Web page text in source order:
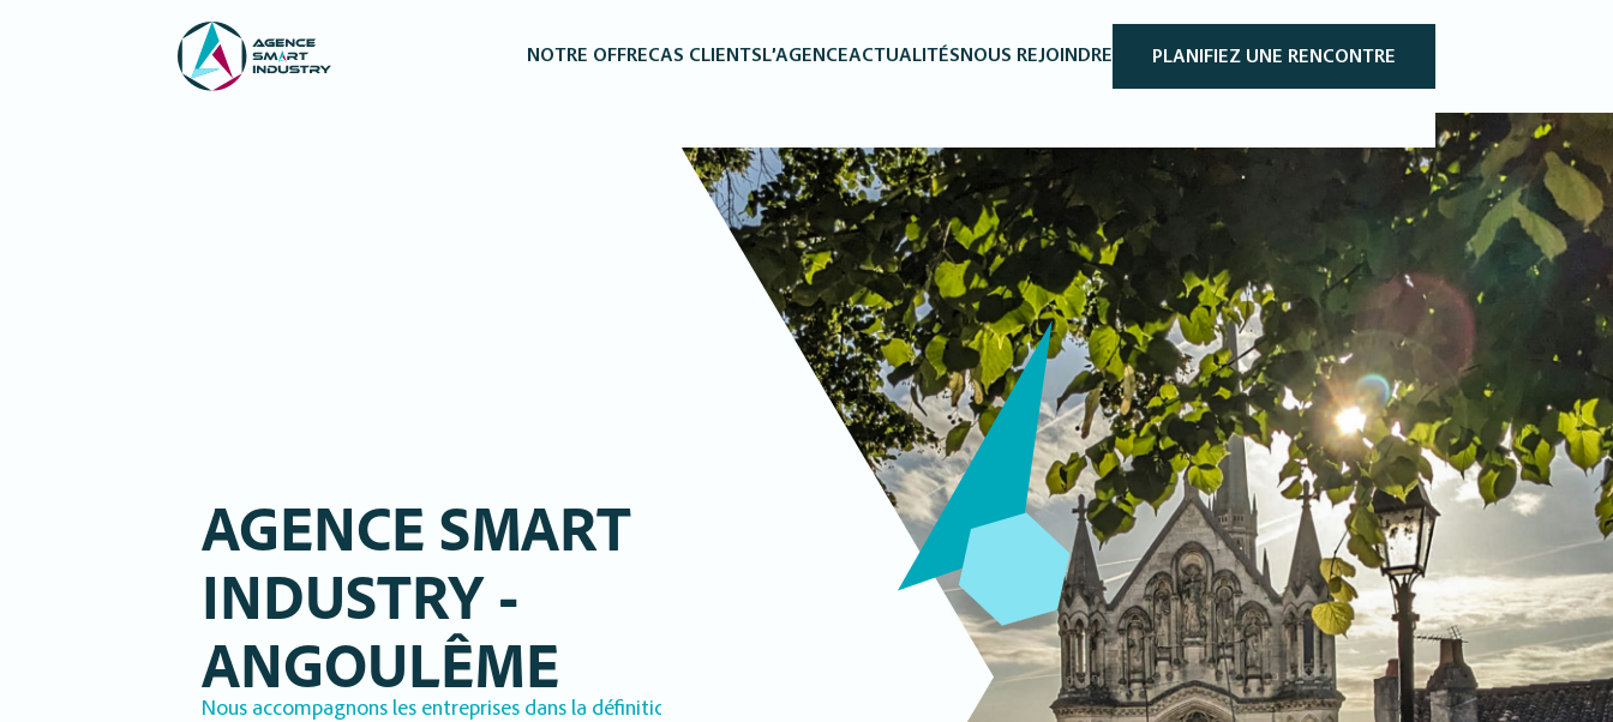
NOTRE OFFRECAS CLIENTS L’AGENCEACTUALITÉS NOUS REJOINDRE PLANIFIEZ UNE RENCONTRE
AGENCE SMART
INDUSTRY -
ANGOULÊME
Nous accompagnons les entreprises dans la définition de